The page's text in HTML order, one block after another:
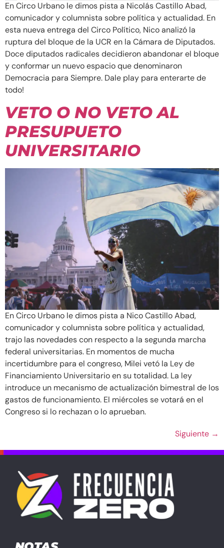
En Circo Urbano le dimos pista a Nicolás Castillo Abad,
comunicador y columnista sobre política y actualidad. En
esta nueva entrega del Circo Político, Nico analizó la
ruptura del bloque de la UCR en la Cámara de Diputados.
Doce diputados radicales decidieron abandonar el bloque
y conformar un nuevo espacio que denominaron
Democracia para Siempre. Dale play para enterarte de
todo!
VETO O NO VETO AL
PRESUPUETO
UNIVERSITARIO
En Circo Urbano le dimos pista a Nico Castillo Abad,
comunicador y columnista sobre política y actualidad,
trajo las novedades con respecto a la segunda marcha
federal universitarias. En momentos de mucha
incertidumbre para el congreso, Milei vetó la Ley de
Financiamiento Universitario en su totalidad. La ley
introduce un mecanismo de actualización bimestral de los
gastos de funcionamiento. El miércoles se votará en el
Congreso si lo rechazan o lo aprueban.
Siguiente →